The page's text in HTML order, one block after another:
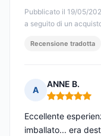
Pubblicato il 19/05/
a seguito di un
Recensione tradotta
A
ANNE B.
Nota: 5 su 5
Eccellente
imballato... era